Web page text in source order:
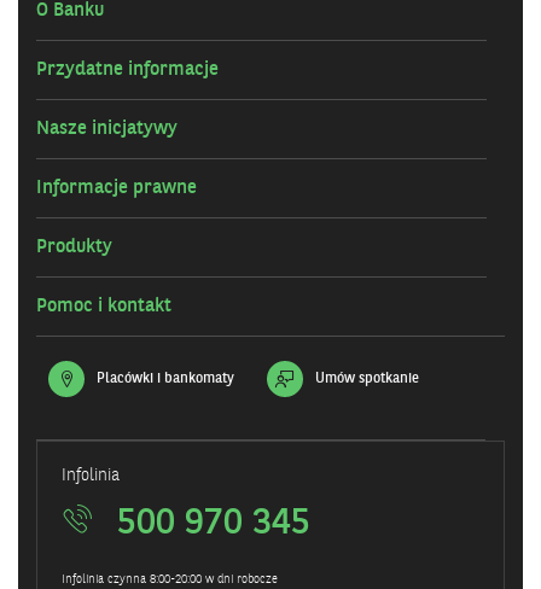
O Banku
Przydatne informacje
Nasze inicjatywy
Informacje prawne
Produkty
Pomoc i kontakt
Placówki i bankomaty Umów spotkanie
Infolinia
500 970 345
Infolinia czynna 8:00-20:00 w dni robocze